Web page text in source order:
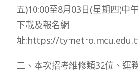
五)10:00至8月03日(星期四)中
下載及報名網
址:https://
二、本次招考維修類32位、運